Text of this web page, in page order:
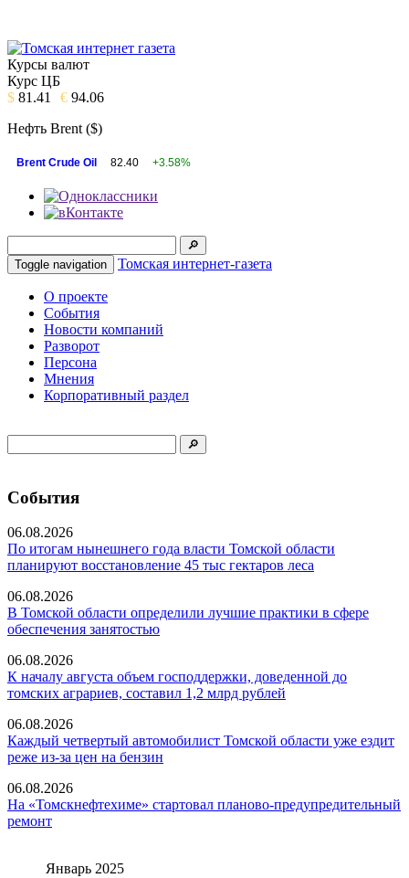
Курсы валют
Курс ЦБ
$ 81.41 € 94.06
Нефть Brent ($)
Brent Crude Oil 82.40 +3.58%
Toggle navigation Томская интернет-газета
О проекте
События
Новости компаний
Разворот
Персона
Мнения
Корпоративный раздел
События
06.08.2026
По итогам нынешнего года власти Томской области
планируют восстановление 45 тыс гектаров леса
06.08.2026
В Томской области определили лучшие практики в сфере
обеспечения занятостью
06.08.2026
К началу августа объем господдержки, доведенной до
томских аграриев, составил 1,2 млрд рублей
06.08.2026
Каждый четвертый автомобилист Томской области уже ездит
реже из-за цен на бензин
06.08.2026
На «Томскнефтехиме» стартовал планово-предупредительный
ремонт
Январь 2025